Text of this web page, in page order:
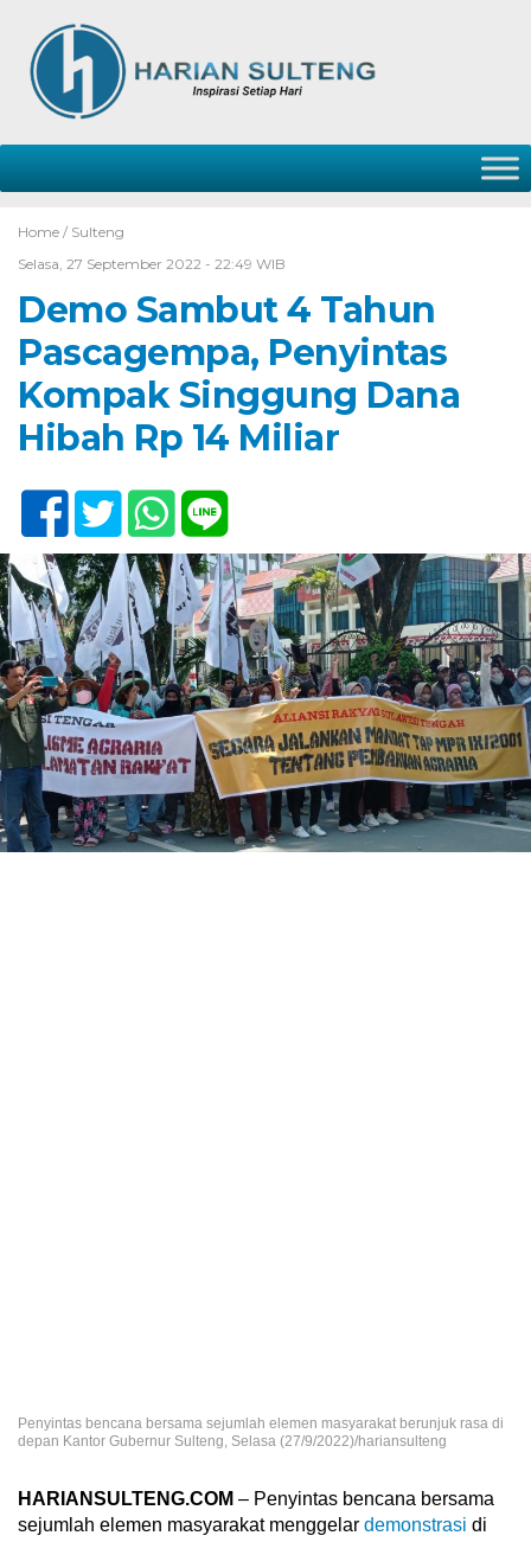
Home / Sulteng
Selasa, 27 September 2022 - 22:49 WIB
Demo Sambut 4 Tahun
Pascagempa, Penyintas
Kompak Singgung Dana
Hibah Rp 14 Miliar
Penyintas bencana bersama sejumlah elemen masyarakat berunjuk rasa di
depan Kantor Gubernur Sulteng, Selasa (27/9/2022)/hariansulteng
HARIANSULTENG.COM – Penyintas bencana bersama
sejumlah elemen masyarakat menggelar demonstrasi di